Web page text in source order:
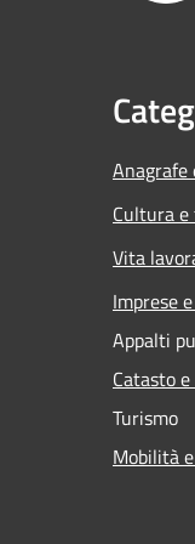
Cultura
Vita
Imprese
Appalti
Catasto
Turismo
Mobilità